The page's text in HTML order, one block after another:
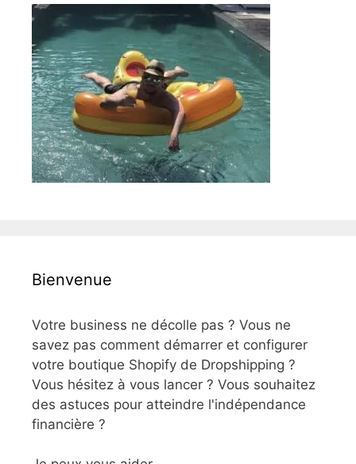
Bienvenue
Votre business ne décolle pas ? Vous ne
savez pas comment démarrer et configurer
votre boutique Shopify de Dropshipping ?
Vous hésitez à vous lancer ? Vous souhaitez
des astuces pour atteindre l'indépendance
financière ?